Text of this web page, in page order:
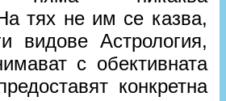
тях не им се казва,
видове Астрология,
с обективната
конкретна